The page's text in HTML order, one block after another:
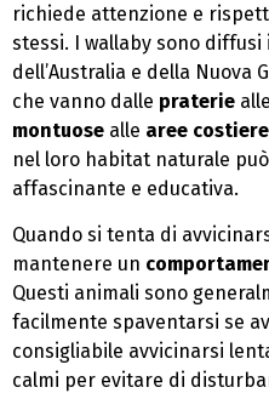
richiede attenzione e
stessi. I wallaby sono
dell’Australia e della Nuova
che vanno dalle praterie alle
montuose alle aree costiere
nel loro habitat naturale
affascinante e educativa.
Quando si tenta di
mantenere un
Questi animali sono
facilmente spaventarsi se
consigliabile avvicinarsi
calmi per evitare di